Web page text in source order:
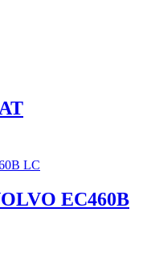
EC460B